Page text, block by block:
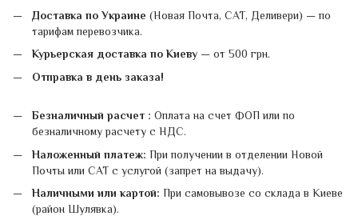
Доставка по Украине (Новая Почта, САТ, Деливери) — по
тарифам перевозчика.
Курьерская доставка по Киеву — от 500 грн.
Отправка в день заказа!
Безналичный расчет : Оплата на счет ФОП или по
безналичному расчету с НДС.
Наложенный платеж: При получении в отделении Новой
Почты или САТ с услугой (запрет на выдачу).
Наличными или картой: При самовывозе со склада в Киеве
(район Шулявка).